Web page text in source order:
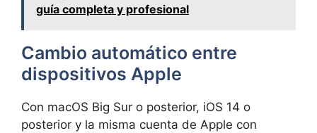
guía completa y profesional
Cambio automático entre
dispositivos Apple
Con macOS Big Sur o posterior, iOS 14 o
posterior y la misma cuenta de Apple con